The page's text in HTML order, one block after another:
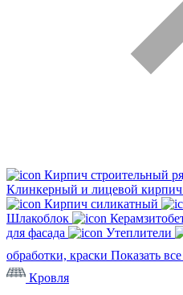
Кирпич строительный
Клинкерный и лицевой кирпич
Кирпич силикатный
Шлакоблок
для фасада
Утеплители
обработки, краски Показать
Кровля